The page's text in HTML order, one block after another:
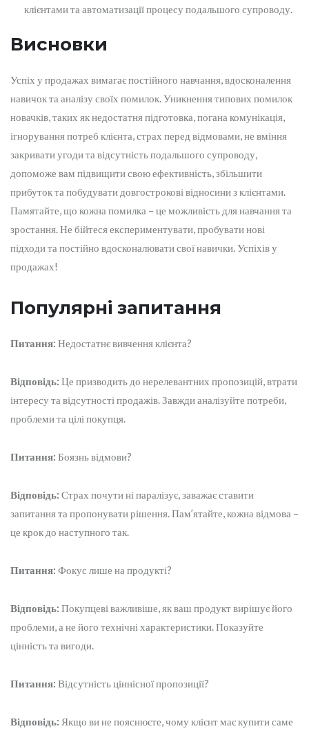
клієнтами та автоматизації процесу подальшого супроводу.
Висновки
Успіх у продажах вимагає постійного навчання, вдосконалення
навичок та аналізу своїх помилок. Уникнення типових помилок
новачків, таких як недостатня підготовка, погана комунікація,
ігнорування потреб клієнта, страх перед відмовами, не вміння
закривати угоди та відсутність подальшого супроводу,
допоможе вам підвищити свою ефективність, збільшити
прибуток та побудувати довгострокові відносини з клієнтами.
Памятайте, що кожна помилка – це можливість для навчання та
зростання. Не бійтеся експериментувати, пробувати нові
підходи та постійно вдосконалювати свої навички. Успіхів у
продажах!
Популярні запитання
Питання: Недостатнє вивчення клієнта?
Відповідь: Це призводить до нерелевантних пропозицій, втрати
інтересу та відсутності продажів. Завжди аналізуйте потреби,
проблеми та цілі покупця.
Питання: Боязнь відмови?
Відповідь: Страх почути ні паралізує, заважає ставити
запитання та пропонувати рішення. Пам’ятайте, кожна відмова –
це крок до наступного так.
Питання: Фокус лише на продукті?
Відповідь: Покупцеві важливіше, як ваш продукт вирішує його
проблеми, а не його технічні характеристики. Показуйте
цінність та вигоди.
Питання: Відсутність ціннісної пропозиції?
Відповідь: Якщо ви не пояснюєте, чому клієнт має купити саме